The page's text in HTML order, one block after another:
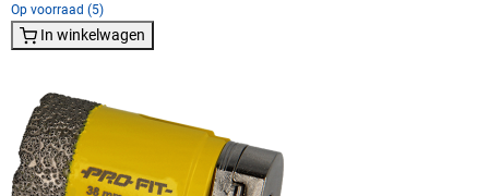
Op voorraad (5)
In winkelwagen